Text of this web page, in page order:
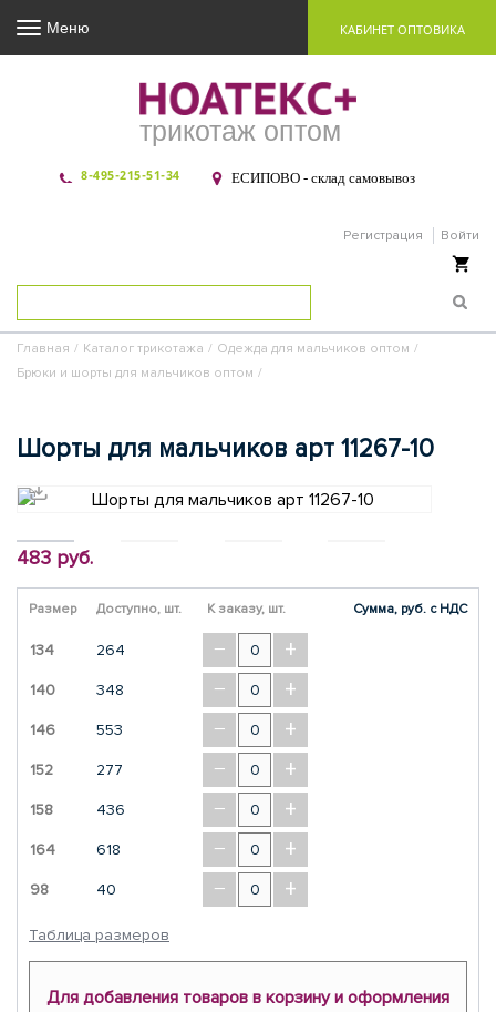
трикотаж оптом
8-495-215-51-34 ЕСИПОВО - склад самовывоз
Регистрация Войти
Меню КАБИНЕТ ОПТОВИКА
Главная / Каталог трикотажа / Одежда для мальчиков оптом /
Брюки и шорты для мальчиков оптом /
Шорты для мальчиков арт 11267-10
483 руб.
Размер Доступно, шт. К заказу, шт. Сумма, руб. с НДС
134 264 − +
140 348 − +
146 553 − +
152 277 − +
158 436 − +
164 618 − +
98 40 − +
Таблица размеров
Для добавления товаров в корзину и оформления